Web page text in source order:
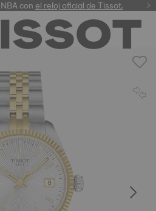
conel reloj oficial de Tissot.